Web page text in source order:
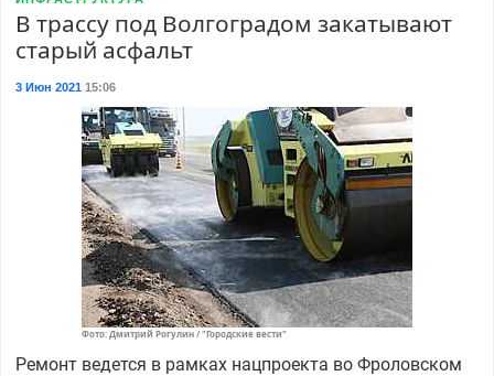
В трассу под Волгоградом закатывают
старый асфальт
3 Июн 202115:06
Фото: Дмитрий Рогулин / "Городские вести"
Ремонт ведется в рамках нацпроекта во Фроловском